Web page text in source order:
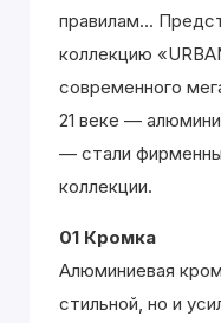
правилам...
коллекцию
современного
21 веке —
— стали
коллекции.
01 Кромка
Алюминиевая
стильной, но и